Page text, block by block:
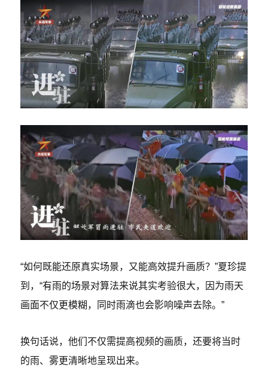
“如何既能还原真实场景，又能高效提升画质？”夏珍提
到，“有雨的场景对算法来说其实考验很大，因为雨天
画面不仅更模糊，同时雨滴也会影响噪声去除。”
换句话说，他们不仅需提高视频的画质，还要将当时
的雨、雾更清晰地呈现出来。